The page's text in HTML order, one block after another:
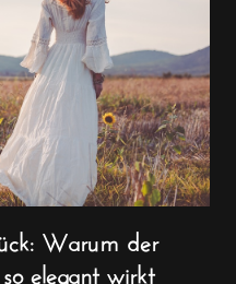
Warum der
elegant wirkt